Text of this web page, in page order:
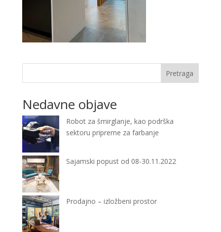
Pretraga
Nedavne objave
Robot za šmirglanje, kao podrška
sektoru pripreme za farbanje
Sajamski popust od 08-30.11.2022
Prodajno – izložbeni prostor